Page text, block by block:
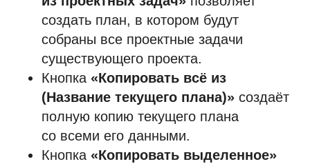
создать план, в котором будут
собраны все проектные задачи
существующего проекта.
Кнопка «Копировать всё из
(Название текущего плана)» создаёт
полную копию текущего плана
со всеми его данными.
Кнопка «Копировать выделенное»